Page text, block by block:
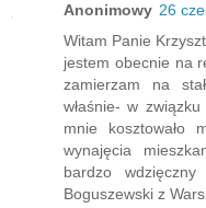
Anonimowy 26
Witam Panie
jestem obecnie na
zamierzam na
właśnie- w
mnie kosztowało
wynajęcia
bardzo
Boguszewski z